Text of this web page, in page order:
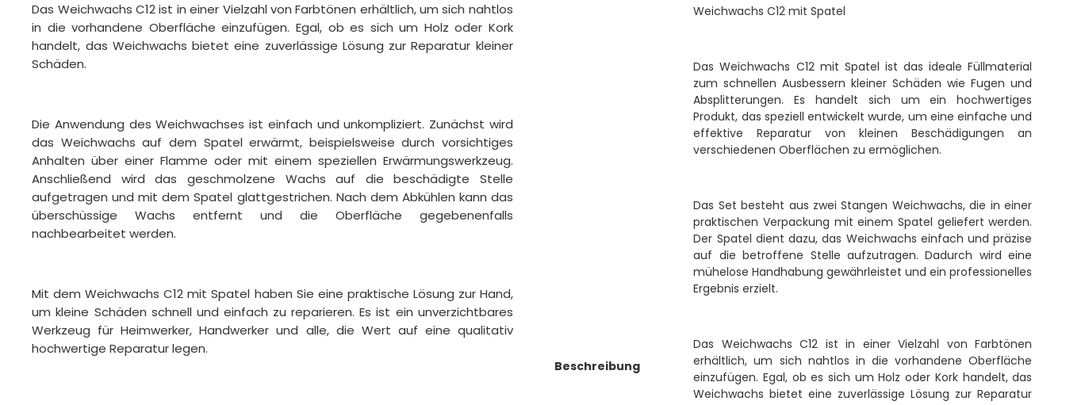
Das Weichwachs C12 ist in einer Vielzahl von Farbtönen erhältlich, um sich nahtlos
in die vorhandene Oberfläche einzufügen. Egal, ob es sich um Holz oder Kork
handelt, das Weichwachs bietet eine zuverlässige Lösung zur Reparatur kleiner
Schäden.
Die Anwendung des Weichwachses ist einfach und unkompliziert. Zunächst wird
das Weichwachs auf dem Spatel erwärmt, beispielsweise durch vorsichtiges
Anhalten über einer Flamme oder mit einem speziellen Erwärmungswerkzeug.
Anschließend wird das geschmolzene Wachs auf die beschädigte Stelle
aufgetragen und mit dem Spatel glattgestrichen. Nach dem Abkühlen kann das
überschüssige Wachs entfernt und die Oberfläche gegebenenfalls
nachbearbeitet werden.
Mit dem Weichwachs C12 mit Spatel haben Sie eine praktische Lösung zur Hand,
um kleine Schäden schnell und einfach zu reparieren. Es ist ein unverzichtbares
Werkzeug für Heimwerker, Handwerker und alle, die Wert auf eine qualitativ
hochwertige Reparatur legen.
Beschreibung
Weichwachs C12 mit Spatel
Das Weichwachs C12 mit Spatel ist das ideale Füllmaterial
zum schnellen Ausbessern kleiner Schäden wie Fugen und
Absplitterungen. Es handelt sich um ein hochwertiges
Produkt, das speziell entwickelt wurde, um eine einfache und
effektive Reparatur von kleinen Beschädigungen an
verschiedenen Oberflächen zu ermöglichen.
Das Set besteht aus zwei Stangen Weichwachs, die in einer
praktischen Verpackung mit einem Spatel geliefert werden.
Der Spatel dient dazu, das Weichwachs einfach und präzise
auf die betroffene Stelle aufzutragen. Dadurch wird eine
mühelose Handhabung gewährleistet und ein professionelles
Ergebnis erzielt.
Das Weichwachs C12 ist in einer Vielzahl von Farbtönen
erhältlich, um sich nahtlos in die vorhandene Oberfläche
einzufügen. Egal, ob es sich um Holz oder Kork handelt, das
Weichwachs bietet eine zuverlässige Lösung zur Reparatur